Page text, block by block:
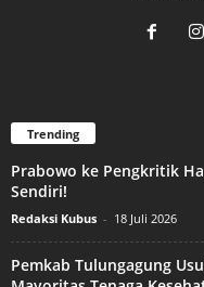
Trending
Prabowo ke Pengkritik
Sendiri!
Redaksi Kubus - 18 Juli 2026
Pemkab Tulungagung